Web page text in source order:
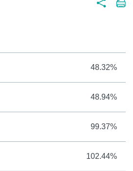
48.32%
48.94%
99.37%
102.44%